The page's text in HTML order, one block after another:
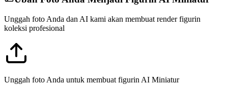
Pilih Foto Anda
Prompt Pembuatan Figurin (Dapat Disesuaikan)
dengan detail realistis